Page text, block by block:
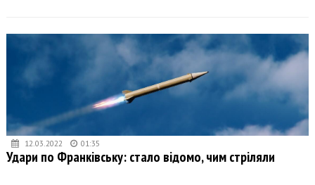
12.03.2022 01:35
Удари по Франківську: стало відомо, чим стріляли